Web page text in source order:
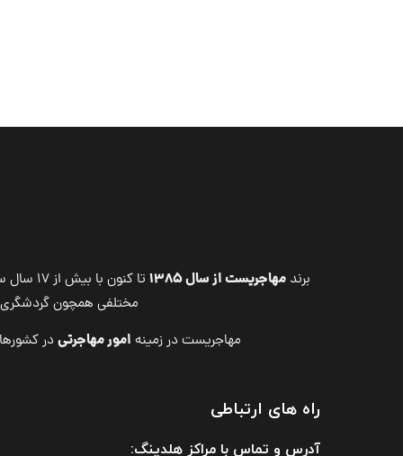
برندمهاجریست از سال ۱۳۸۵
تا
مختلفی همچون گردشگری
مهاجریست در زمینه امور مهاجرتیدر
راه های ارتباطی
آدرس و تماس با مراکز هلدینگ: